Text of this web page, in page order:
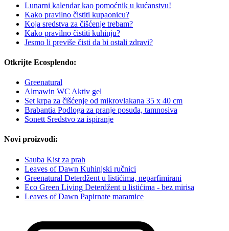
Lunarni kalendar kao pomoćnik u kućanstvu!
Kako pravilno čistiti kupaonicu?
Koja sredstva za čišćenje trebam?
Kako pravilno čistiti kuhinju?
Jesmo li previše čisti da bi ostali zdravi?
Otkrijte Ecosplendo:
Greenatural
Almawin WC Aktiv gel
Set krpa za čišćenje od mikrovlakana 35 x 40 cm
Brabantia Podloga za pranje posuđa, tamnosiva
Sonett Sredstvo za ispiranje
Novi proizvodi:
Sauba Kist za prah
Leaves of Dawn Kuhinjski ručnici
Greenatural Deterdžent u listićima, neparfimirani
Eco Green Living Deterdžent u listićima - bez mirisa
Leaves of Dawn Papirnate maramice